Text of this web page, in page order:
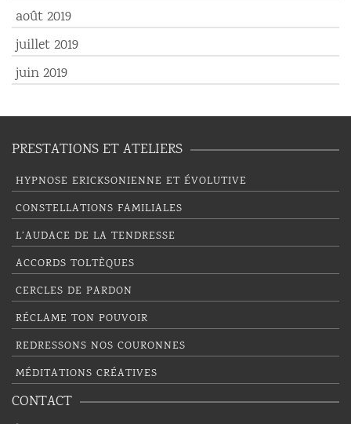
août 2019
juillet 2019
juin 2019
PRESTATIONS ET ATELIERS
HYPNOSE ERICKSONIENNE ET ÉVOLUTIVE
CONSTELLATIONS FAMILIALES
L’AUDACE DE LA TENDRESSE
ACCORDS TOLTÈQUES
CERCLES DE PARDON
RÉCLAME TON POUVOIR
REDRESSONS NOS COURONNES
MÉDITATIONS CRÉATIVES
CONTACT